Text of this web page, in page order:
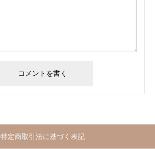
特定商取引法に基づく表記